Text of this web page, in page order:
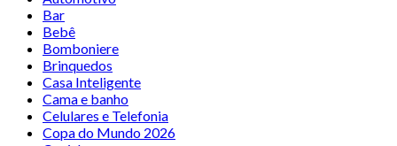
Bar
Bebê
Bomboniere
Brinquedos
Casa Inteligente
Cama e banho
Celulares e Telefonia
Copa do Mundo 2026